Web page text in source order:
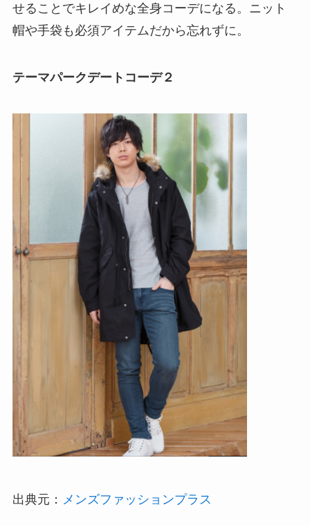
せることでキレイめな全身コーデになる。ニット
帽や手袋も必須アイテムだから忘れずに。
テーマパークデートコーデ２
出典元： メンズファッションプラス